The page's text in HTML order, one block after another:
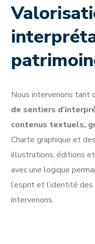
Nous intervenons tant
de sentiers
contenus textuels,
Charte graphique et
illustrations, éditions
avec une logique
l’esprit et l’identité
intervenons.